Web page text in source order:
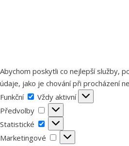
Abychom poskytli co nejlepší služby,
údaje, jako je chování při procházení
Funkční
Funkční
Vždy aktivní
Předvolby
Předvolby
Statistické
Statistické
Marketingové
Marketingové